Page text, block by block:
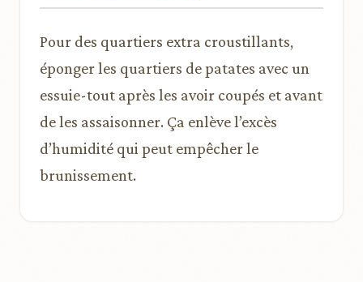
Pour des quartiers extra croustillants,
éponger les quartiers de patates avec un
essuie-tout après les avoir coupés et avant
de les assaisonner. Ça enlève l’excès
d’humidité qui peut empêcher le
brunissement.